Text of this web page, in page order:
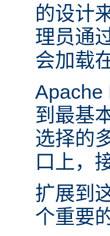
的设计
理员通
会加载
Apache
到最基
选择的
口上，
扩展到
个重要